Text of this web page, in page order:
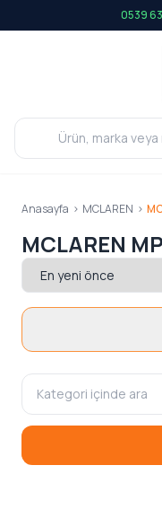
0539
Anasayfa > MCLAREN >
MCLAREN